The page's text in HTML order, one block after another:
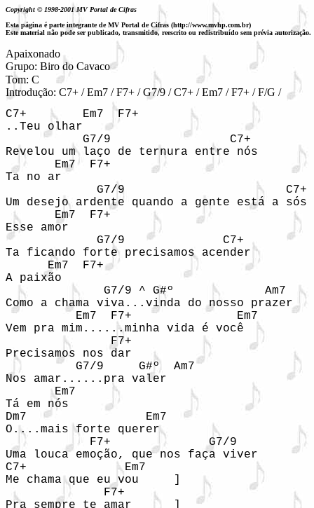
Copyright © 1998-2001 MV Portal de Cifras
Esta página é parte integrante de MV Portal de Cifras (http://www.mvhp.com.br)
Este material não pode ser publicado, transmitido, reescrito ou redistribuído sem prévia autorização.
Apaixonado
Grupo: Biro do Cavaco
Tom: C
Introdução: C7+ / Em7 / F7+ / G7/9 / C7+ / Em7 / F7+ / F/G /
C7+        Em7  F7+
..Teu olhar
           G7/9                 C7+
Revelou um laço de ternura entre nós
       Em7  F7+
Ta no ar
             G7/9                       C7+
Um desejo ardente quando a gente está a sós
       Em7  F7+
Esse amor
             G7/9              C7+
Ta ficando forte precisamos acender
      Em7  F7+
A paixão
              G7/9 ^ G#º             Am7
Como a chama viva...vinda do nosso prazer
          Em7  F7+               Em7
Vem pra mim......minha vida é você
               F7+
Precisamos nos dar
          G7/9     G#º  Am7
Nos amar......pra valer
       Em7
Tá em nós
Dm7                 Em7
O....mais forte querer
            F7+              G7/9
Uma louca emoção, que nos faça viver
C7+              Em7
Me chama que eu vou     ]
              F7+
Pra sempre te amar      ]